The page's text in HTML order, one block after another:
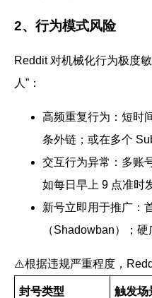
2、行为模式风险
Reddit 对机械化行为极度
人”：
高频重复行为： 短时
条外链；或在多个
交互行为异常： 多账
如每日早上 9 点准时
新号立即用于推广：
（Shadowban）；硬
⚠️根据违规严重程度，
封号类型 触发场